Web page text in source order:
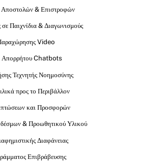
& Επιστροφών
Παιχνίδια & Διαγωνισμούς
Video
Απορρήτου Chatbots
Τεχνητής Νοημοσύνης
προς το Περιβάλλον
και Προσφορών
& Προωθητικού Υλικού
Διαφάνειας
Επιβράβευσης